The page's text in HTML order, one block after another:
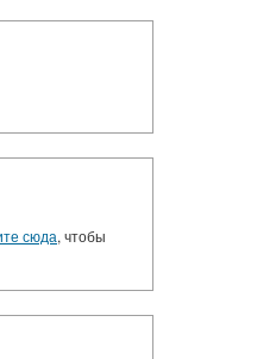
сюда, чтобы